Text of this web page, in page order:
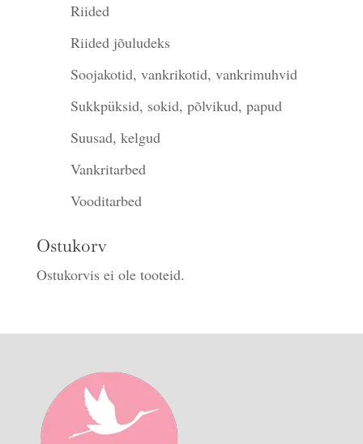
Riided
Riided jõuludeks
Soojakotid, vankrikotid, vankrimuhvid
Sukkpüksid, sokid, põlvikud, papud
Suusad, kelgud
Vankritarbed
Vooditarbed
Ostukorv
Ostukorvis ei ole tooteid.